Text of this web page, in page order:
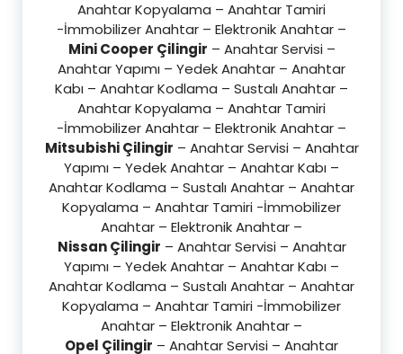
Anahtar Kopyalama – Anahtar Tamiri
-İmmobilizer Anahtar – Elektronik Anahtar –
Mini Cooper Çilingir – Anahtar Servisi –
Anahtar Yapımı – Yedek Anahtar – Anahtar
Kabı – Anahtar Kodlama – Sustalı Anahtar –
Anahtar Kopyalama – Anahtar Tamiri
-İmmobilizer Anahtar – Elektronik Anahtar –
Mitsubishi Çilingir – Anahtar Servisi – Anahtar
Yapımı – Yedek Anahtar – Anahtar Kabı –
Anahtar Kodlama – Sustalı Anahtar – Anahtar
Kopyalama – Anahtar Tamiri -İmmobilizer
Anahtar – Elektronik Anahtar –
Nissan Çilingir – Anahtar Servisi – Anahtar
Yapımı – Yedek Anahtar – Anahtar Kabı –
Anahtar Kodlama – Sustalı Anahtar – Anahtar
Kopyalama – Anahtar Tamiri -İmmobilizer
Anahtar – Elektronik Anahtar –
Opel Çilingir – Anahtar Servisi – Anahtar